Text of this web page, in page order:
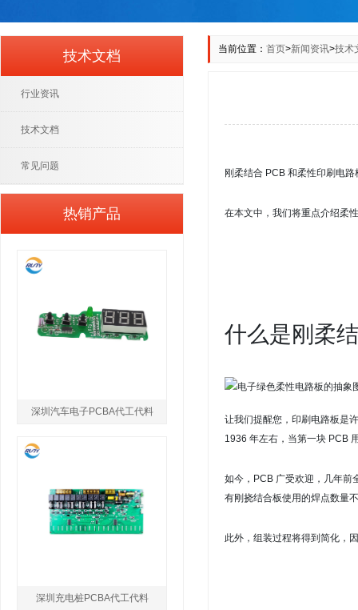
当前位置： 首页>新闻资讯>技术
刚柔结合 PCB 和柔性印刷电路
在本文中，我们将重点介绍柔
什么是刚柔
让我们提醒您，印刷 电路板是
1936 年左右，当第一块 PCB
如今，PCB 广受欢迎，几年前
有刚挠结合板使用的焊点数量
此外，组装过程将得到简化，
技术文档
行业资讯
技术文档
常见问题
热销产品
深圳汽车电子PCBA代工代料
深圳充电桩PCBA代工代料